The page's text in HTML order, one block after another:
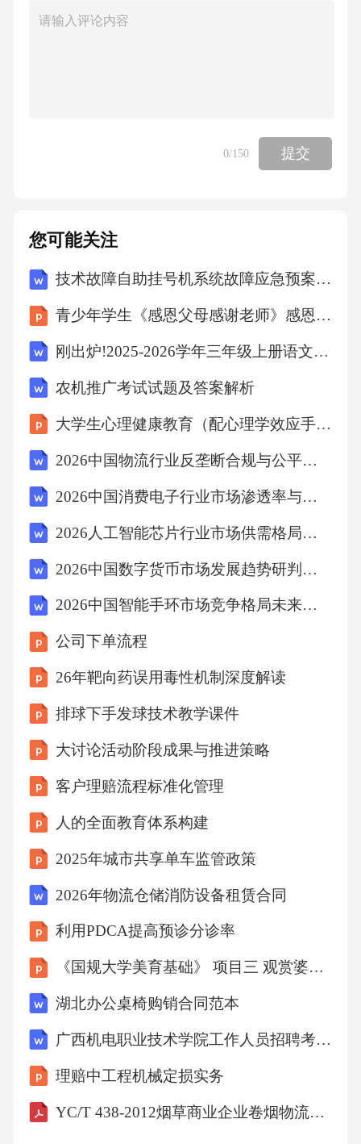
的色温来营造舒适、高端的购物环境，提升顾
温，保持展柜的舒适氛围。03节能光源选型标
品颜色的真实还原，提高展示效果。02光源显
耗，提高照明效果。0105功能迭代升级可替换
展陈模块可根据展示需求，快速更换展陈内
容，降低更换成本。灵活更换展品模块化设计
多样展示方式展陈模块采用标准化设计，方便
式，如实物展示、视频展示等，提升展示效
果。通过智能感应技术，实现灯光自动调节，
提升展品展示效果。灯光感应智能感应技术可
统计参观人数，为数据分析提供支持。人流统
计实时监测展柜内温湿度，确保展品处于最佳
保存状态。温湿度监控智能感应技术植入售后
服务接口预留维修接口预留维修接口，方便售
后人员进行设备维护与升级。01数据接口提供
化管理策略。02拓展接口预留拓展接口，便于
未来增加新功能或接入其他系统。0306项目实
施规范三维建模校验流程建模软件选择渲染效
果模型校验采用专业建模软件进行三维建模，
如SketchUp、3dsMax等，确保模型的精度和细
节。建模完成后需进行模型校验，检查模型尺
寸、比例、材质等是否与实物一致，及时修改
不符合要求的部分。进行渲染效果预览，检查
示效果。加工工艺控制节点根据设计要求和预
算，选择合适的材料，如木板、金属、玻璃
等，确保材料的质量和美观度。材料选择加工
精度表面处理对加工过程进行严格控制，确保
少误差。对加工完成的部件进行表面处理，如
打磨、喷漆等，提高部件的质感和美观度。安
0/150